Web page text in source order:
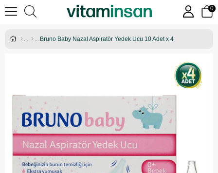
0
Bruno Baby Nazal Aspiratör Yedek Ucu 10 Adet x 4